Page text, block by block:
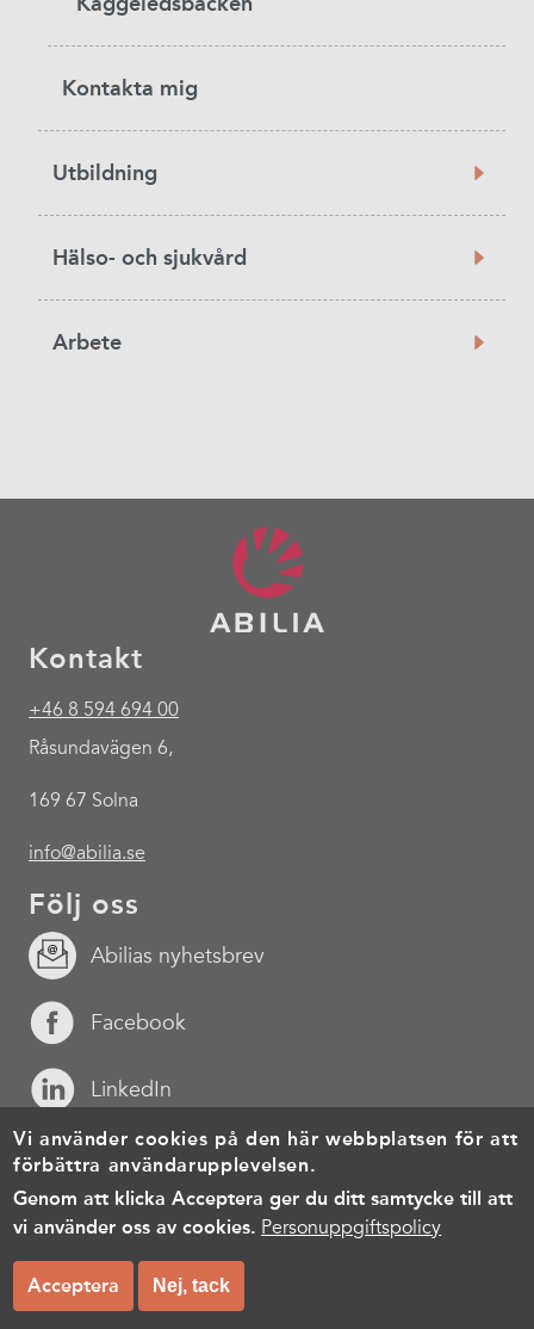
Kontakta mig
Utbildning
Hälso- och sjukvård
Arbete
Kontakt
+46 8 594 694 00
Råsundavägen 6,
169 67 Solna
info@abilia.se
Följ oss
Abilias nyhetsbrev
Facebook
LinkedIn
YouTube
Footer
menu
Cookies Personuppgiftspolicy Användarvillkor
© Copyright 2026, All rights reserved.
Vi använder cookies på den här webbplatsen för att
förbättra användarupplevelsen.
Genom att klicka Acceptera ger du ditt samtycke till att
vi använder oss av cookies. Personuppgiftspolicy
Acceptera Nej, tack